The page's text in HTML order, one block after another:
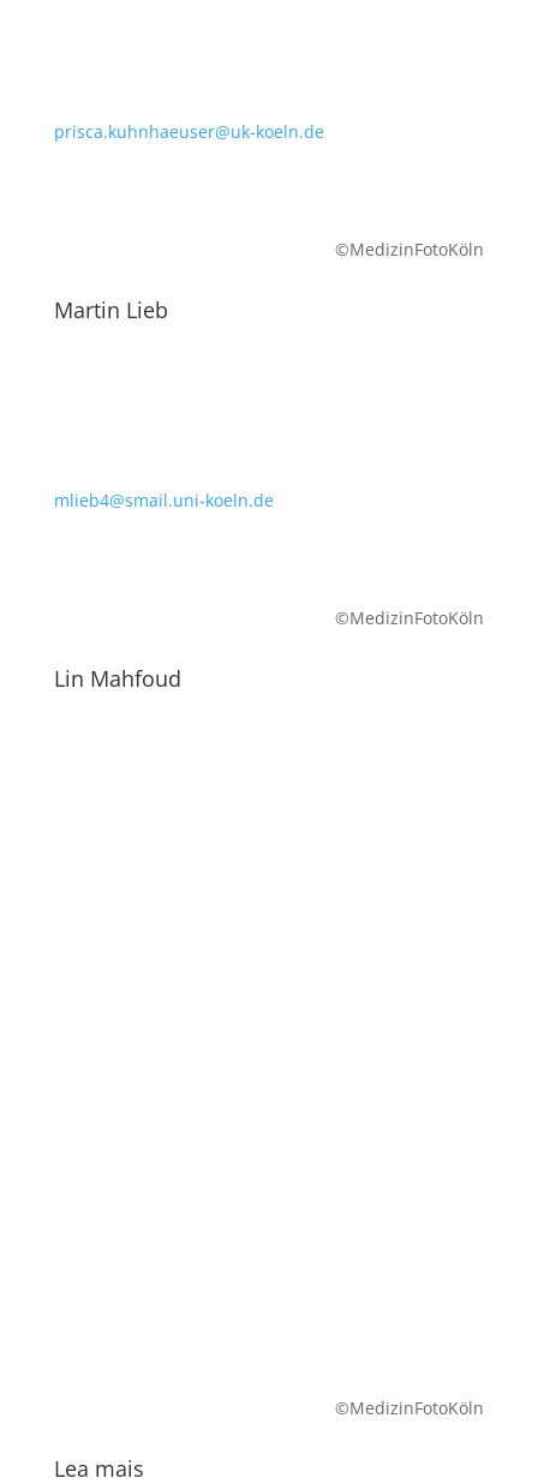
prisca.kuhnhaeuser@uk-koeln.de
©MedizinFotoKöln
Martin Lieb
mlieb4@smail.uni-koeln.de
©MedizinFotoKöln
Lin Mahfoud
©MedizinFotoKöln
Lea mais